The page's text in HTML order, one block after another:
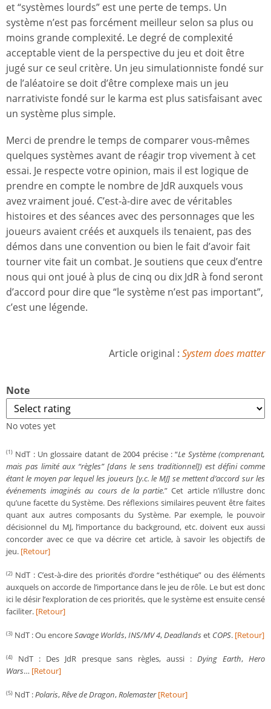
et “systèmes lourds” est une perte de temps. Un
système n’est pas forcément meilleur selon sa plus ou
moins grande complexité. Le degré de complexité
acceptable vient de la perspective du jeu et doit être
jugé sur ce seul critère. Un jeu simulationniste fondé sur
de l’aléatoire se doit d’être complexe mais un jeu
narrativiste fondé sur le karma est plus satisfaisant avec
un système plus simple.
Merci de prendre le temps de comparer vous-mêmes
quelques systèmes avant de réagir trop vivement à cet
essai. Je respecte votre opinion, mais il est logique de
prendre en compte le nombre de JdR auxquels vous
avez vraiment joué. C’est-à-dire avec de véritables
histoires et des séances avec des personnages que les
joueurs avaient créés et auxquels ils tenaient, pas des
démos dans une convention ou bien le fait d’avoir fait
tourner vite fait un combat. Je soutiens que ceux d’entre
nous qui ont joué à plus de cinq ou dix JdR à fond seront
d’accord pour dire que “le système n’est pas important”,
c’est une légende.
Article original : System does matter
Note
No votes yet
(1) NdT : Un glossaire datant de 2004 précise : “Le Système (comprenant,
mais pas limité aux “règles” [dans le sens traditionnel]) est défini comme
étant le moyen par lequel les joueurs [y.c. le MJ] se mettent d’accord sur les
événements imaginés au cours de la partie.” Cet article n’illustre donc
qu’une facette du Système. Des réflexions similaires peuvent être faites
quant aux autres composants du Système. Par exemple, le pouvoir
décisionnel du MJ, l’importance du background, etc. doivent eux aussi
concorder avec ce que va décrire cet article, à savoir les objectifs de
jeu. [Retour]
(2) NdT : C’est-à-dire des priorités d’ordre “esthétique” ou des éléments
auxquels on accorde de l’importance dans le jeu de rôle. Le but est donc
ici le désir l’exploration de ces priorités, que le système est ensuite censé
faciliter. [Retour]
(3) NdT : Ou encoreSavage Worlds,INS/MV 4,Deadlands et COPS. [Retour]
(4) NdT : Des JdR presque sans règles, aussi :Dying Earth,Hero
Wars… [Retour]
(5) NdT :Polaris,Rêve de Dragon,Rolemaster [Retour]